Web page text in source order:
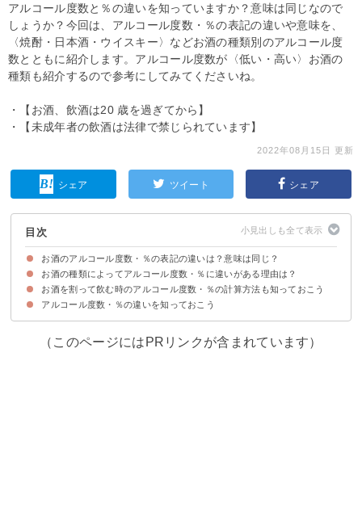
アルコール度数と％の違いを知っていますか？意味は同じなので
しょうか？今回は、アルコール度数・％の表記の違いや意味を、
〈焼酎・日本酒・ウイスキー〉などお酒の種類別のアルコール度
数とともに紹介します。アルコール度数が〈低い・高い〉お酒の
種類も紹介するので参考にしてみてくださいね。
・【お酒、飲酒は20 歳を過ぎてから】
・【未成年者の飲酒は法律で禁じられています】
2022年08月15日 更新
シェア ツイート シェア
目次
お酒のアルコール度数・％の表記の違いは？意味は同じ？
アルコール度数と％は同じ意味
お酒の種類によってアルコール度数・％に違いがある理由は？
度数に違いがあるのは製造方法が異なるため
お酒の種類別のアルコール度数一覧
お酒を割って飲む時のアルコール度数・％の計算方法も知っておこう
お酒を割った時のアルコール度数・％の求め方
焼酎25度でチューハイを作った場合の計算例
アルコール度数・％の違いを知っておこう
（このページにはPRリンクが含まれています）